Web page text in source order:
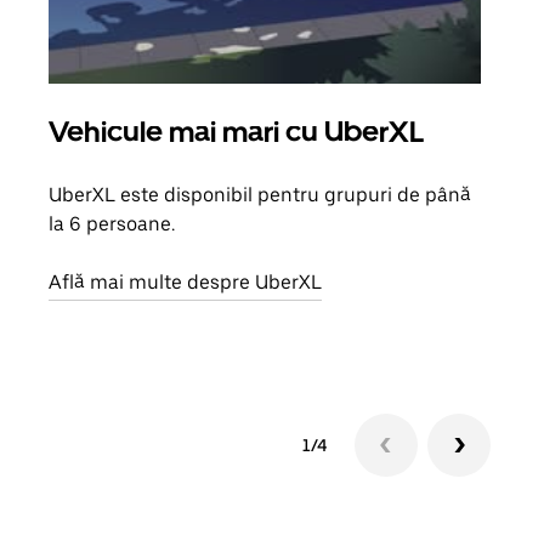
Vehicule mai mari cu UberXL
UberXL este disponibil pentru grupuri de până
la 6 persoane.
Află mai multe despre UberXL
1/4